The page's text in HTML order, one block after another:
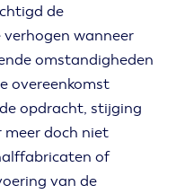
de
wanneer
omstandigheden
overeenkomst
opdracht, stijging
meer doch niet
of
van de